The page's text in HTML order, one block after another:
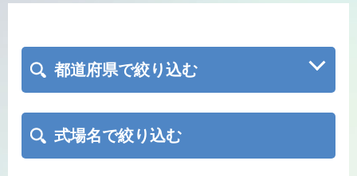
都道府県で絞り込む
式場名で絞り込む